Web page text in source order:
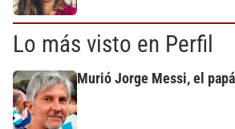
Lo más visto en Perfil
Murió Jorge Messi, el